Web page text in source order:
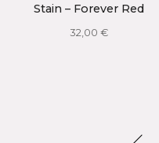
Stain – Forever Red
32,00€